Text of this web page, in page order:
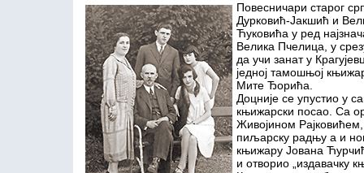
Повесничари старог
Дурковић-Јакшић и
Ћуковића у ред
Велика Пчелица, у
да учи занат у
једној тамошњој
Мите Ђорића.
Доцније се упустио у
књижарски посао. Са
Живојином Рајковићем,
пиљарску радњу а и
књижару Јована
и отворио „издавачку